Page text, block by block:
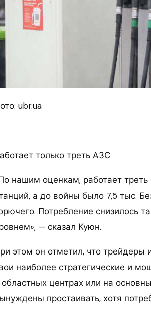
ubr.ua
только треть АЗС
нашим оценкам, работает
а до войны было 7,5 тыс.
Потребление снизилось
— сказал Куюн.
этом он отметил, что
наиболее стратегические и
областных центрах или на
простаивать, хотя